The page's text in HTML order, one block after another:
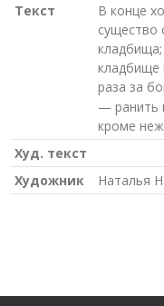
Текст
В конце
существо
кладбище
раза за
— ранить
кроме
Худ. текст
Художник
Наталья